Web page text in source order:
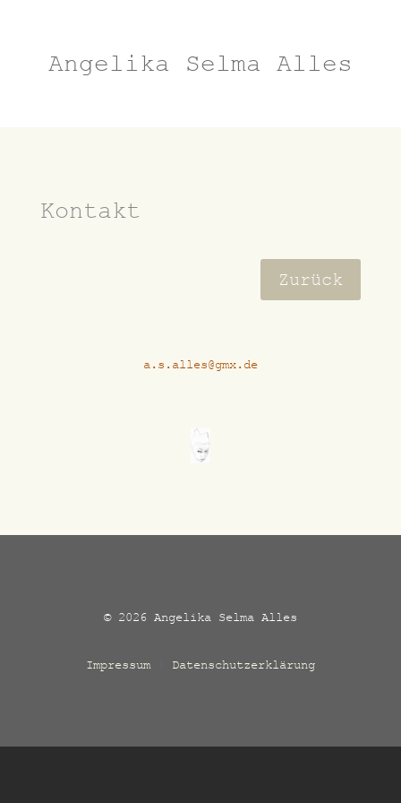
Angelika Selma Alles
Kontakt
Zurück
a.s.alles@gmx.de
© 2026 Angelika Selma Alles
Impressum| Datenschutzerklärung